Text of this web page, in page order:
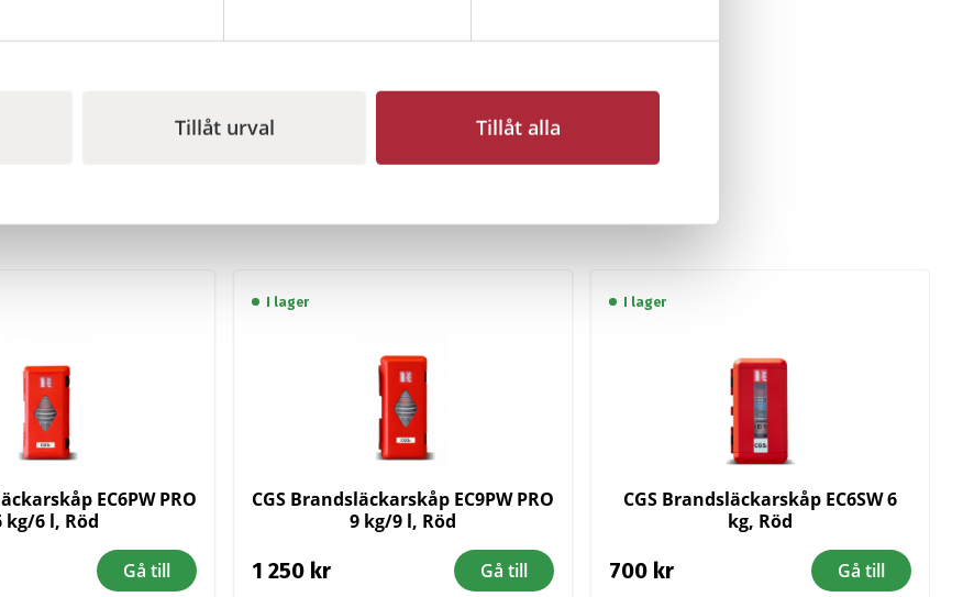
Tillåt urval Tillåt alla
EC6PW PRO
kg/6 l, Röd
Gå till
I lager
CGS Brandsläckarskåp EC9PW PRO
9 kg/9 l, Röd
1 250 kr Gå till
I lager
CGS Brandsläckarskåp EC6SW 6
kg, Röd
700 kr Gå till